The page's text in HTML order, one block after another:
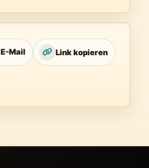
E-Mail Link kopieren